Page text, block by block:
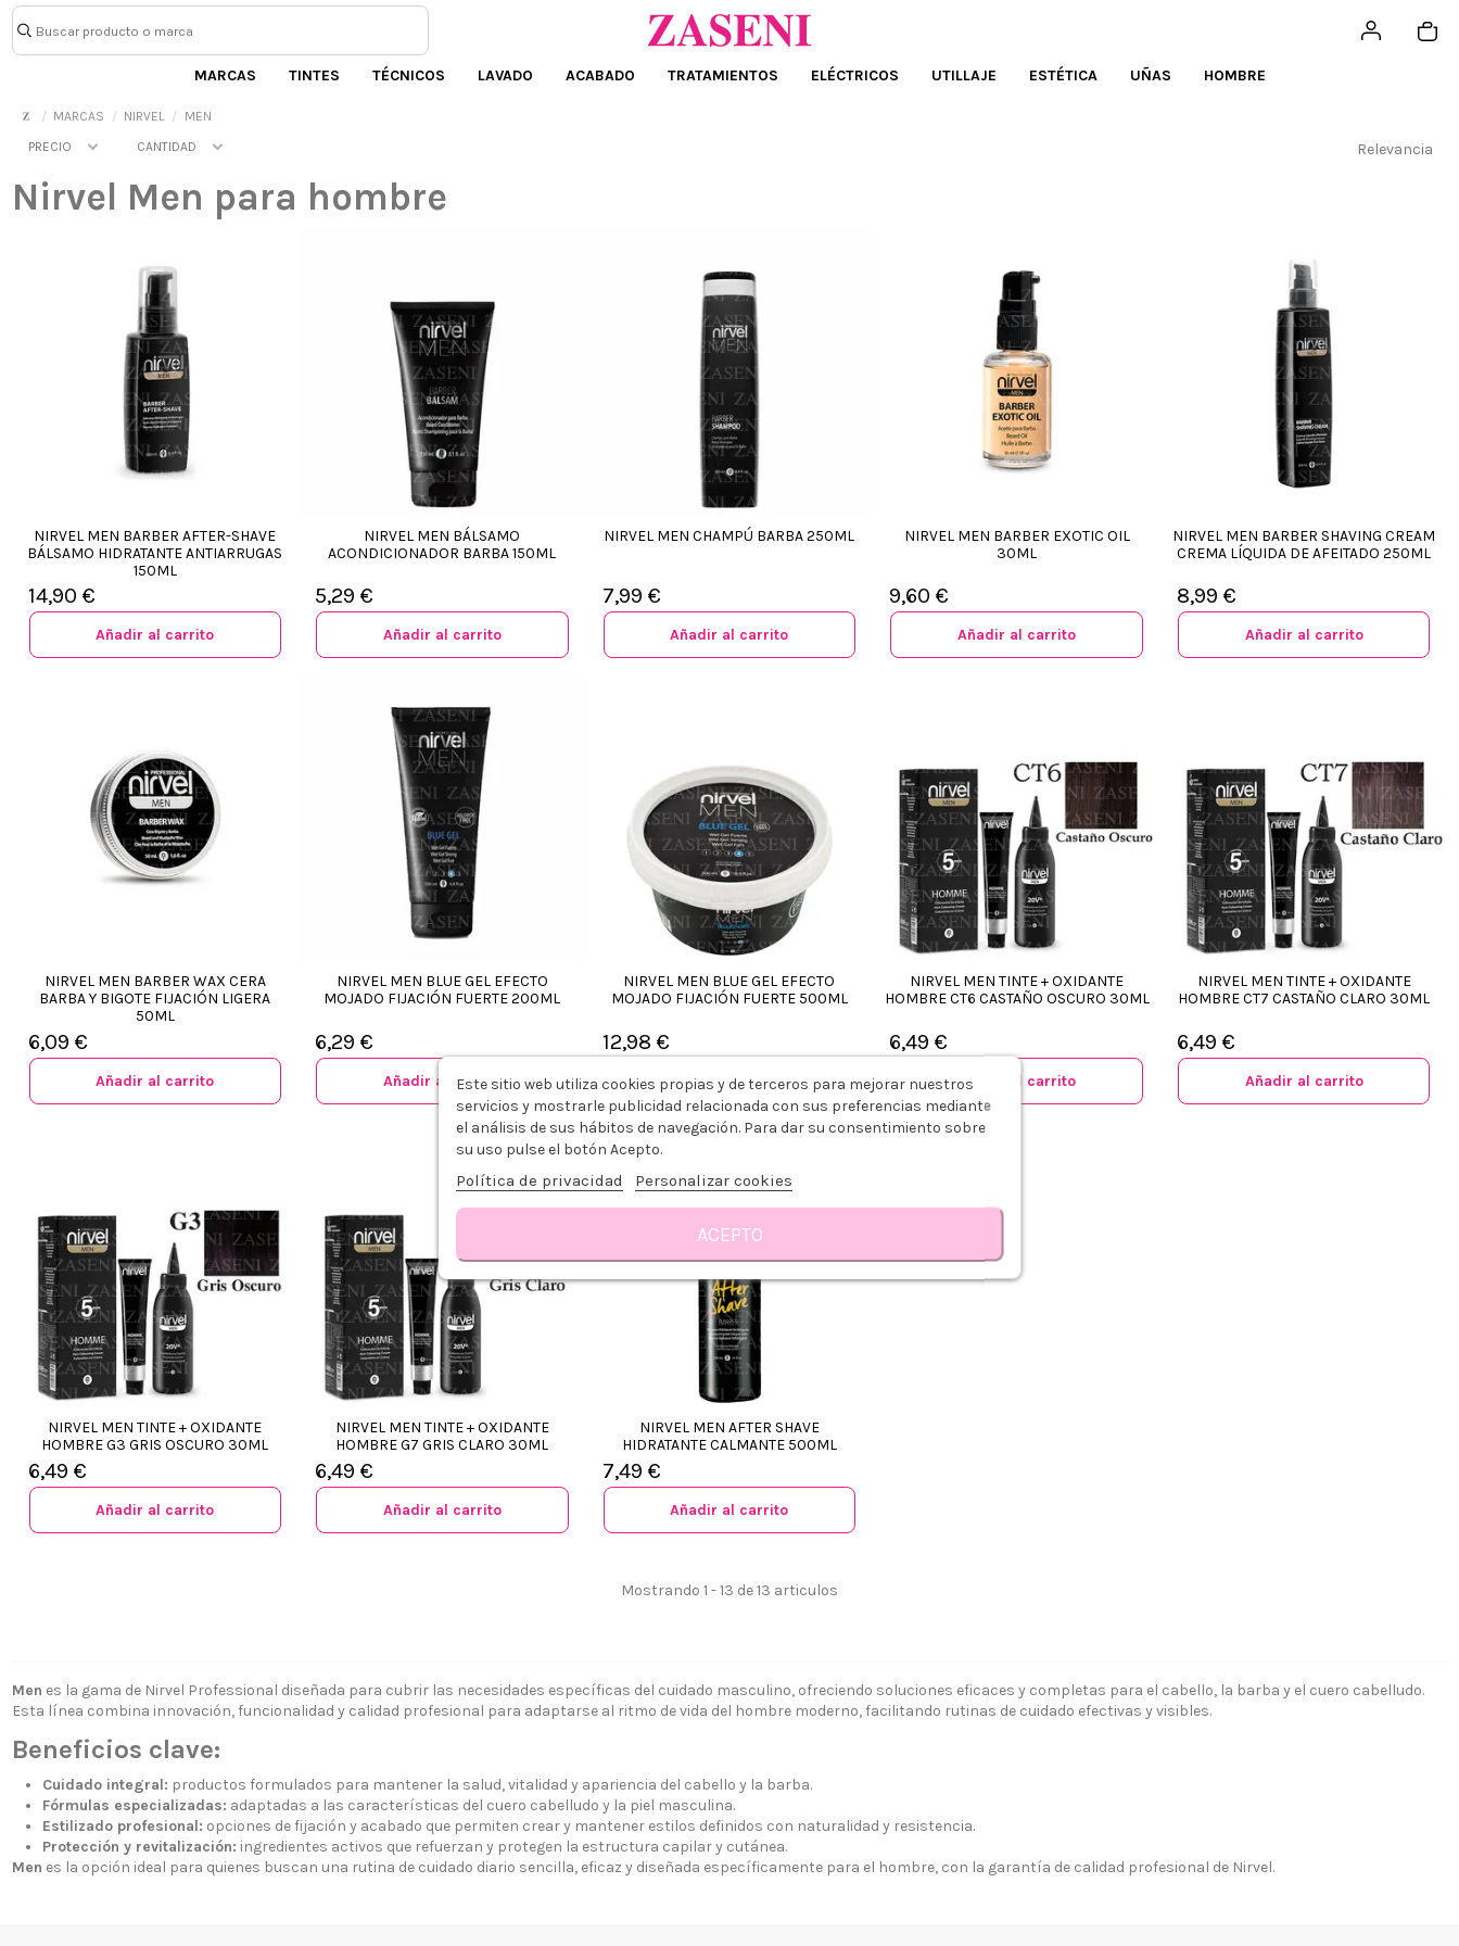
MARCAS TINTES TÉCNICOS LAVADO ACABADO TRATAMIENTOS ELÉCTRICOS UTILLAJE ESTÉTICA UÑAS HOMBRE
MARCAS NIRVEL
MEN
PRECIO
CANTIDAD Relevancia
Nirvel Men para hombre
NIRVEL MEN BARBER AFTER-SHAVE
BÁLSAMO HIDRATANTE ANTIARRUGAS
150ML
14,90 €
Añadir al carrito
NIRVEL MEN BÁLSAMO
ACONDICIONADOR BARBA 150ML
5,29 €
Añadir al carrito
NIRVEL MEN CHAMPÚ BARBA 250ML
7,99 €
Añadir al carrito
NIRVEL MEN BARBER EXOTIC OIL
30ML
9,60 €
Añadir al carrito
NIRVEL MEN BARBER SHAVING CREAM
CREMA LÍQUIDA DE AFEITADO 250ML
8,99 €
Añadir al carrito
NIRVEL MEN BARBER WAX CERA
BARBA Y BIGOTE FIJACIÓN LIGERA
50ML
6,09 €
Añadir al carrito
NIRVEL MEN BLUE GEL EFECTO
MOJADO FIJACIÓN FUERTE 200ML
6,29 €
Añadir al carrito
NIRVEL MEN BLUE GEL EFECTO
MOJADO FIJACIÓN FUERTE 500ML
12,98 €
Añadir al carrito
NIRVEL MEN TINTE + OXIDANTE
HOMBRE CT6 CASTAÑO OSCURO 30ML
6,49 €
Añadir al carrito
NIRVEL MEN TINTE + OXIDANTE
HOMBRE CT7 CASTAÑO CLARO 30ML
6,49 €
Añadir al carrito
NIRVEL MEN TINTE + OXIDANTE
HOMBRE G3 GRIS OSCURO 30ML
6,49 €
Añadir al carrito
NIRVEL MEN TINTE + OXIDANTE
HOMBRE G7 GRIS CLARO 30ML
6,49 €
Añadir al carrito
NIRVEL MEN AFTER SHAVE
HIDRATANTE CALMANTE 500ML
7,49 €
Añadir al carrito
Mostrando 1 - 13 de 13 articulos
Men es la gama de Nirvel Professional diseñada para cubrir las necesidades específicas del cuidado masculino, ofreciendo soluciones eficaces y completas para el cabello, la barba y el cuero cabelludo.
Esta línea combina innovación, funcionalidad y calidad profesional para adaptarse al ritmo de vida del hombre moderno, facilitando rutinas de cuidado efectivas y visibles.
Beneficios clave:
Cuidado integral: productos formulados para mantener la salud, vitalidad y apariencia del cabello y la barba.
Fórmulas especializadas: adaptadas a las características del cuero cabelludo y la piel masculina.
Estilizado profesional: opciones de fijación y acabado que permiten crear y mantener estilos definidos con naturalidad y resistencia.
Protección y revitalización: ingredientes activos que refuerzan y protegen la estructura capilar y cutánea.
Men es la opción ideal para quienes buscan una rutina de cuidado diario sencilla, eficaz y diseñada específicamente para el hombre, con la garantía de calidad profesional de Nirvel.
+34 968 06 63 44
L-V 10:00 - 14:00
Avenida de los Dolores
32, Murcia
¿Quiénes somos?
Cuenta en tienda
Atención al cliente
Blog
Aviso legal
Mapa del sitio
Este sitio web utiliza cookies propias y de terceros para mejorar nuestros
servicios y mostrarle publicidad relacionada con sus preferencias mediante
el análisis de sus hábitos de navegación. Para dar su consentimiento sobre
su uso pulse el botón Acepto.
Política de privacidad Personalizar cookies
ACEPTO